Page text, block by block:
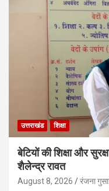
उत्तराखंड शिक्षा
बेटियों की शिक्षा और
शैलेन्द्र रावत
August 8, 2026 रंजना